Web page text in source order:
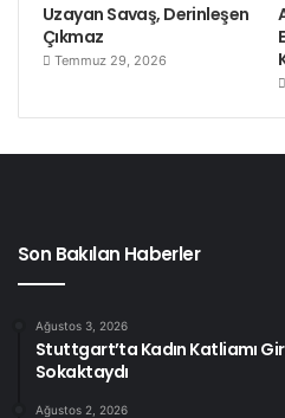
Uzayan Savaş, Derinleşen
Çıkmaz
Temmuz 29, 2026
Son Bakılan Haberler
Ağustos 3, 2026
Stuttgart’ta Kadın Katliamı
Sokaktaydı
Ağustos 2, 2026